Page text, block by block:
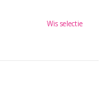
Wis selectie